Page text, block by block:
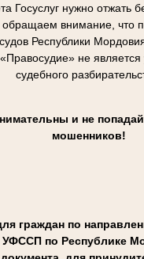
Госуслуг нужно отжать
внимание, что
Республики
не
судебного
и не
мошенников!
граждан по
УФССП по Республике